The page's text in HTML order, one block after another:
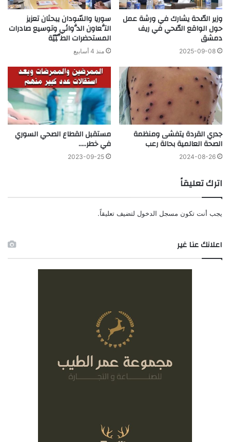
وزير الصّحة يشارك في ورشة عمل
حول الواقع الصّحي في ريف
دمشق
2025-09-08
سوريا والسّودان يبحثان تعزيز
التَّعاون الدَّوائي وتوسيع صادرات
المستحضرات الطِّبّيّة
منذ 4 أسابيع
جدري القردة يتفشى ومنظمة
الصحة العالمية بحالة رعب
2024-08-26
مستقبل القطاع الصحي السوري
في خطر…..
2023-09-25
اترك تعليقاً
يجب أنت تكون مسجل الدخول لتضيف تعليقاً.
اعلانك عنا غير